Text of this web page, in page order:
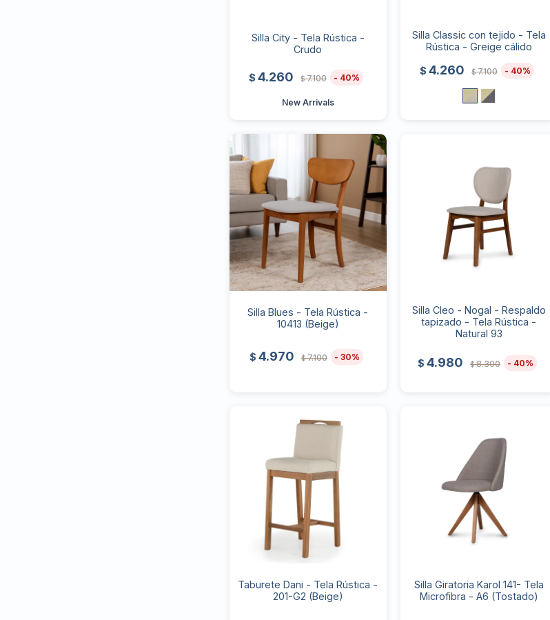
Silla City - Tela Rústica -
Crudo
$ 4.260 $ 7.100 40
New Arrivals
Silla Classic con tejido - Tela
Rústica - Greige cálido
$ 4.260 $ 7.100 40
Silla Blues - Tela Rústica -
10413 (Beige)
$ 4.970 $ 7.100 30
Silla Cleo - Nogal - Respaldo
tapizado - Tela Rústica -
Natural 93
$ 4.980 $ 8.300 40
Taburete Dani - Tela Rústica -
201-G2 (Beige)
Silla Giratoria Karol 141- Tela
Microfibra - A6 (Tostado)